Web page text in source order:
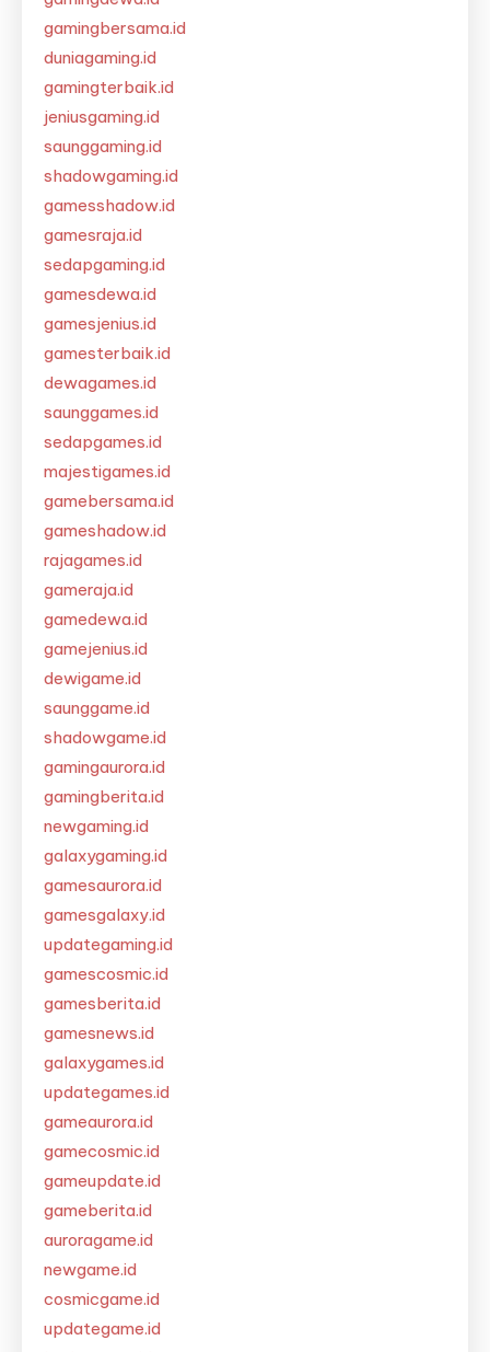
gamingbersama.id
duniagaming.id
gamingterbaik.id
jeniusgaming.id
saunggaming.id
shadowgaming.id
gamesshadow.id
gamesraja.id
sedapgaming.id
gamesdewa.id
gamesjenius.id
gamesterbaik.id
dewagames.id
saunggames.id
sedapgames.id
majestigames.id
gamebersama.id
gameshadow.id
rajagames.id
gameraja.id
gamedewa.id
gamejenius.id
dewigame.id
saunggame.id
shadowgame.id
gamingaurora.id
gamingberita.id
newgaming.id
galaxygaming.id
gamesaurora.id
gamesgalaxy.id
updategaming.id
gamescosmic.id
gamesberita.id
gamesnews.id
galaxygames.id
updategames.id
gameaurora.id
gamecosmic.id
gameupdate.id
gameberita.id
auroragame.id
newgame.id
cosmicgame.id
updategame.id